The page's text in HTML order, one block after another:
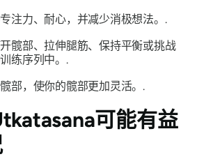
注力、耐心，并减少消极想法。.
髋部、拉伸腿筋、保持平衡或挑战
练序列中。.
部，使你的髋部更加灵活。.
可能有益